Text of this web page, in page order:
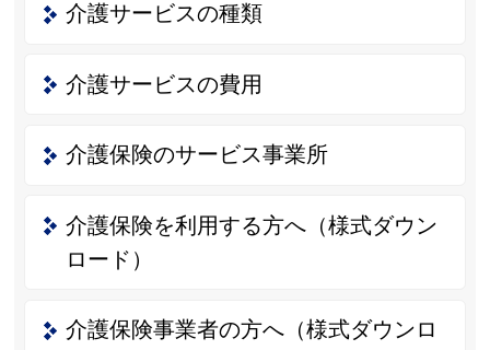
介護サービスの種類
介護サービスの費用
介護保険のサービス事業所
介護保険を利用する方へ（様式ダウン
ロード）
介護保険事業者の方へ（様式ダウンロ